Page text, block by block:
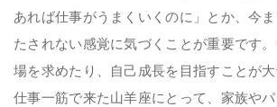
あれば仕事がうまくいくのに」とか、今
たされない感覚に気づくことが重要です
場を求めたり、自己成長を目指すことが
仕事一筋で来た山羊座にとって、家族や